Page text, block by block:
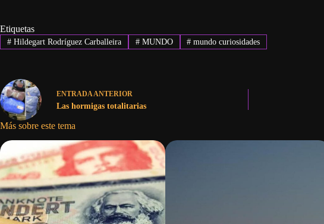
Etiquetas
#Hildegart Rodríguez Carballeira #MUNDO # mundo curiosidades
ENTRADAANTERIOR
Las hormigas totalitarias
Más sobre este tema